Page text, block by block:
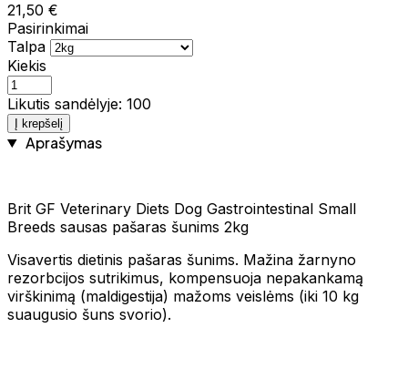
21,50 €
Pasirinkimai
Talpa
Kiekis
Likutis sandėlyje: 100
Į krepšelį
Aprašymas
Brit GF Veterinary Diets Dog Gastrointestinal Small
Breeds sausas pašaras šunims 2kg
Visavertis dietinis pašaras šunims. Mažina žarnyno
rezorbcijos sutrikimus, kompensuoja nepakankamą
virškinimą (maldigestija) mažoms veislėms (iki 10 kg
suaugusio šuns svorio).